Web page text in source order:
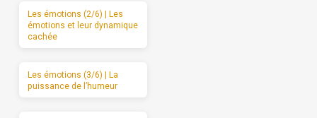
Les émotions (2/6) | Les
émotions et leur dynamique
cachée
Les émotions (3/6) | La
puissance de l’humeur